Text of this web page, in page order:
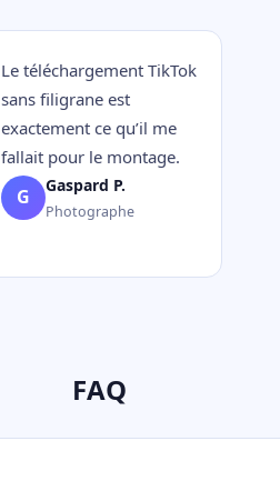
Le téléchargement TikTok
sans filigrane est
exactement ce qu’il me
fallait pour le montage.
G Gaspard P.
Photographe
FAQ